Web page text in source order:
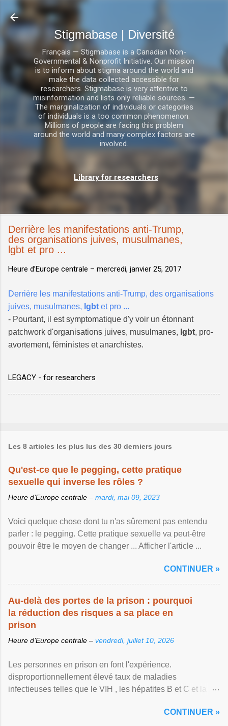
Stigmabase | Diversité
Français — Stigmabase is a Canadian Non-
Governmental & Nonprofit Initiative. Our mission
is to inform about stigma around the world and
make the data collected accessible for
researchers. Stigmabase is very attentive to
misinformation and lists only reliable sources. —
The marginalization of individuals or categories
of individuals is a too common phenomenon.
Millions of people are facing this problem
around the world and many complex factors are
involved.
Library for researchers
Derrière les manifestations anti-Trump,
des organisations juives, musulmanes,
lgbt et pro ...
Heure d’Europe centrale – mercredi, janvier 25, 2017
Derrière les manifestations anti-Trump, des organisations
juives, musulmanes, lgbt et pro ...
- Pourtant, il est symptomatique d'y voir un étonnant
patchwork d'organisations juives, musulmanes, lgbt, pro-
avortement, féministes et anarchistes.
LEGACY - for researchers
Les 8 articles les plus lus des 30 derniers jours
Qu'est-ce que le pegging, cette pratique
sexuelle qui inverse les rôles ?
Heure d’Europe centrale – mardi, mai 09, 2023
Voici quelque chose dont tu n'as sûrement pas entendu
parler : le pegging. Cette pratique sexuelle va peut-être
pouvoir être le moyen de changer ... Afficher l'article ...
CONTINUER »
Au-delà des portes de la prison : pourquoi
la réduction des risques a sa place en
prison
Heure d’Europe centrale – vendredi, juillet 10, 2026
Les personnes en prison en font l'expérience.
disproportionnellement élevé taux de maladies
infectieuses telles que le VIH , les hépatites B et C et la ...
CONTINUER »